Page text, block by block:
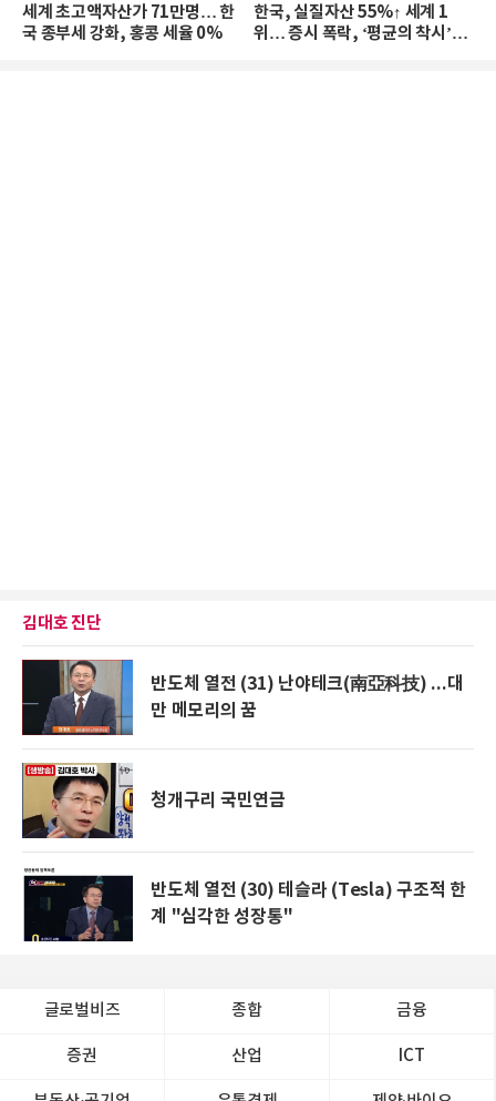
세계 초고액자산가 71만명… 한
국 종부세 강화, 홍콩 세율 0%
한국, 실질자산 55%↑ 세계 1
위… 증시 폭락, ‘평균의 착시’와
김대호 진단
반도체 열전 (31) 난야테크(南亞科技) ...대
만 메모리의 꿈
청개구리 국민연금
반도체 열전 (30) 테슬라 (Tesla) 구조적 한
계 "심각한 성장통"
글로벌비즈 종합 금융
증권 산업 ICT